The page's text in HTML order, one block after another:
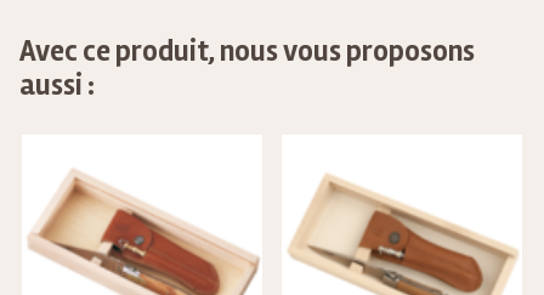
Avec ce produit, nous vous proposons
aussi :